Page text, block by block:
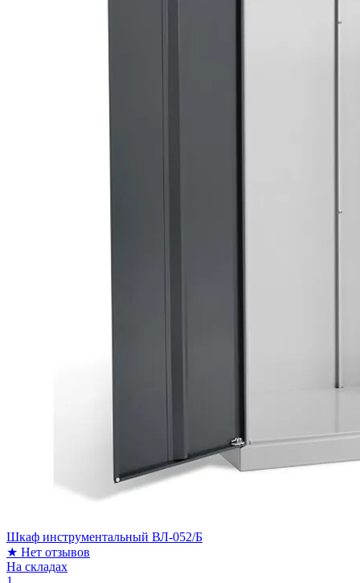
Шкаф инструментальный ВЛ-052/Б
★ Нет отзывов
На складах